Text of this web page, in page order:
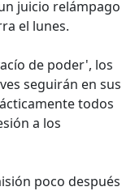
juicio relámpago
el lunes.
de poder', los
seguirán en sus
todos
a los
poco después